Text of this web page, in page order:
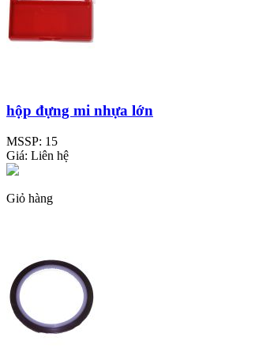
hộp đựng mi nhựa lớn
MSSP: 15
Giá: Liên hệ
Giỏ hàng